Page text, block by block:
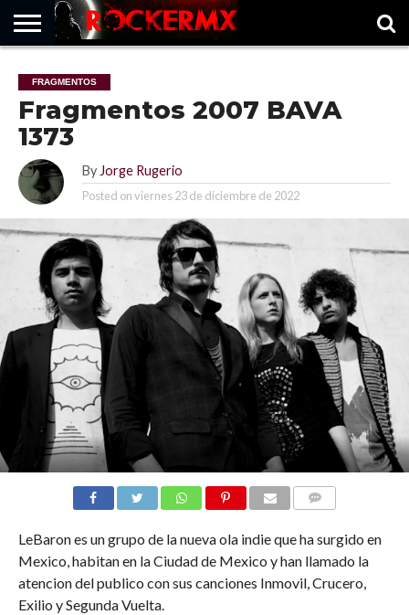
MUSICNEWS
FRAGMENTOS
ROCKERMX
BASEVARSOVIA
PUNTOROCK
FRAGMENTOS
Fragmentos 2007 BAVA
1373
By Jorge Rugerio
Posted onviernes 23 de diciembre de 2022
LeBaron es un grupo de la nueva ola indie que ha surgido en
Mexico, habitan en la Ciudad de Mexico y han llamado la
atencion del publico con sus canciones Inmovil, Crucero,
Exilio y Segunda Vuelta.